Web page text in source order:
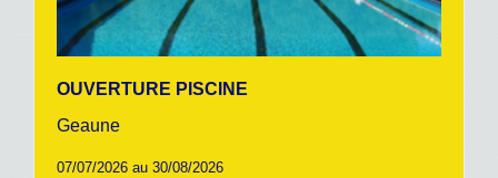
OUVERTURE PISCINE
Geaune
07/07/2026 au 30/08/2026